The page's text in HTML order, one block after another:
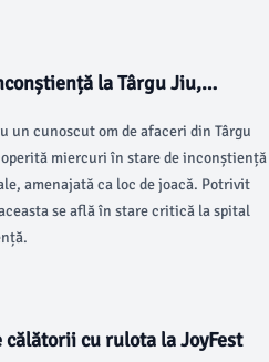
la Târgu Jiu,
un cunoscut om de afaceri din Târgu
miercuri în stare de inconștiență
amenajată ca loc de joacă. Potrivit
se află în stare critică la spital
cu rulota la JoyFest